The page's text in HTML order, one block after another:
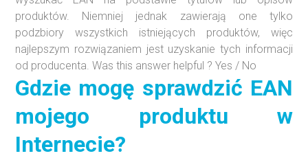
produktów. Niemniej jednak zawierają one tylko
podzbiory wszystkich istniejących produktów, więc
najlepszym rozwiązaniem jest uzyskanie tych informacji
od producenta. Was this answer helpful ? Yes / No
Gdzie mogę sprawdzić EAN
mojego produktu w
Internecie?